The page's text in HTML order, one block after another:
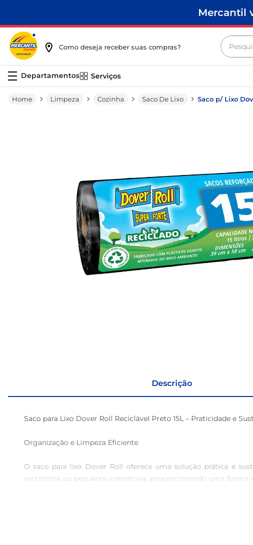
Mercantil
Como deseja receber suas compras?
Serviços
Limpeza Cozinha Saco De Lixo Saco p/ Lixo
Descrição
Saco para Lixo Dover Roll Reciclável Preto 15L – Praticidade e
Organização e Limpeza Eficiente
O saco para lixo Dover Roll oferece uma solução prática e
escritórios ou pequenos comércios, proporcionando uma